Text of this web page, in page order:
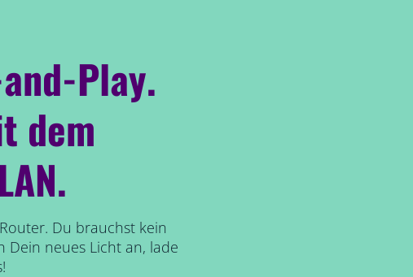
Play.
dem
Du brauchst kein
Dein neues Licht an, lade